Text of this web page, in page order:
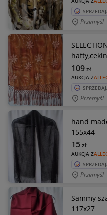
Przemyśl
AUKCJA Z
109zł
Przemyśl
hand
155x44
AUKCJA Z
15zł
Przemyśl
Sammy
117x27